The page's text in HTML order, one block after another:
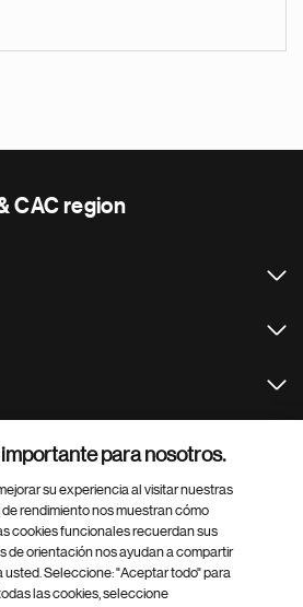
CAC region
para nosotros.
su experiencia al visitar nuestras
rendimiento nos muestran cómo
cookies funcionales recuerdan sus
de orientación nos ayudan a compartir
Seleccione: "Aceptar todo" para
las cookies, seleccione